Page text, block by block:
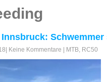
Innsbruck:
Keine Kommentare MTB, RC50